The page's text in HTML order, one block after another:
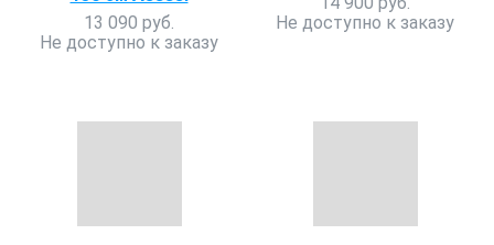
13 090 руб.
Не доступно к заказу
Не доступно к заказу